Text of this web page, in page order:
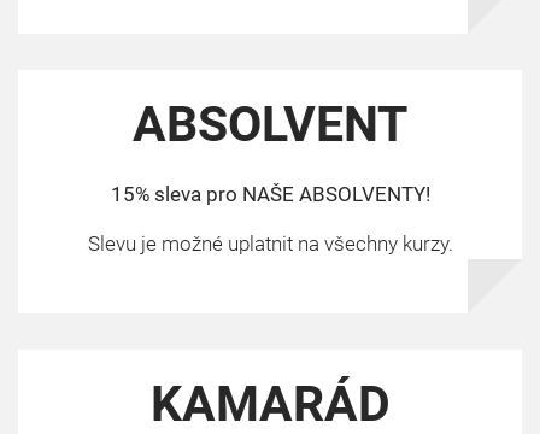
ABSOLVENT
15% sleva pro NAŠE ABSOLVENTY!
Slevu je možné uplatnit na všechny kurzy.
KAMARÁD